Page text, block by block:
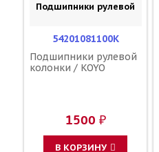
Подшипники рулевой
54201081100K
Подшипники рулевой
колонки / KOYO
1500 ₽
В КОРЗИНУ